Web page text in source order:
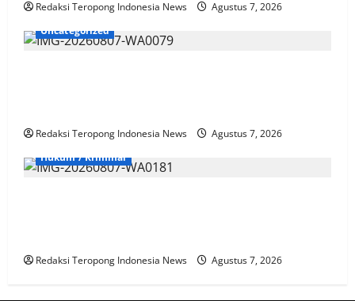
Redaksi Teropong Indonesia News
Agustus 7, 2026
Uncategorized
Redaksi Teropong Indonesia News
Agustus 7, 2026
Hukum / Kriminal
Redaksi Teropong Indonesia News Agustus 7, 2026